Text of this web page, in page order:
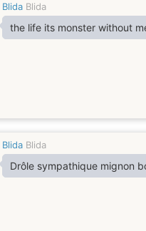
Blida Blida
the life its monster without
Blida Blida
Drôle sympathique mignon